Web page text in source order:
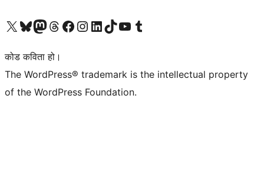
हाम्रो X (पहिले ट्विटर) खातामा जानुहोस्
हाम्रो Bluesky खाता भ्रमण गर्नुहोस्
हाम्रो म्यास्टोडन खाता भ्रमण गर्नुहोस्
हाम्रो थ्रेड्स खातामा जानुहोस्
हाम्रो फेसबुक पेजमा जानुहोस्
हाम्रो इन्स्टाग्राम खातामा जानुहोस्
हाम्रो लिङ्क्डइन खातामा जानुहोस्
हाम्रो TikTok खाता भ्रमण गर्नुहोस्
हाम्रो युट्युब च्यानलमा जानुहोस्
हाम्रो टम्बलर खाता भ्रमण गर्नुहोस्
कोड कविता हो।
The WordPress® trademark is the intellectual property
of the WordPress Foundation.